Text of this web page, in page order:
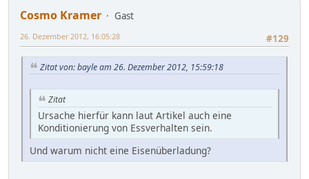
Cosmo Kramer
Gast
#129
26. Dezember 2012, 16:05:28
Zitat von: bayle am 26. Dezember 2012, 15:59:18
Zitat
Ursache hierfür kann laut Artikel auch eine
Konditionierung von Essverhalten sein.
Und warum nicht eine Eisenüberladung?